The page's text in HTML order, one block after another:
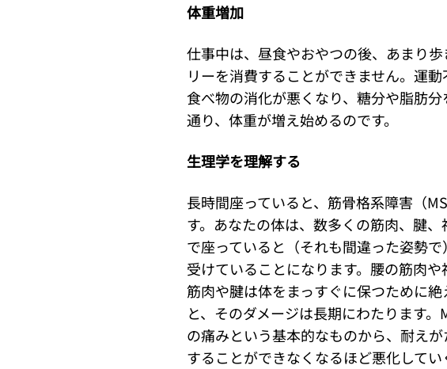
体重増加
仕事中は、昼食やおやつの後、あまり
リーを消費することができません。運
食べ物の消化が悪くなり、糖分や脂肪
通り、体重が増え始めるのです。
生理学を理解する
長時間座っていると、筋骨格系障害（
す。あなたの体は、数多くの筋肉、腱
で座っていると（それも間違った姿勢
受けていることになります。腰の筋肉
筋肉や腱は体をまっすぐに保つために
と、そのダメージは長期にわたります
の痛みという基本的なものから、耐え
することができなくなるほど悪化してい